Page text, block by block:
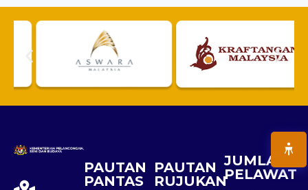
PAUTAN
PANTAS
PAUTAN
RUJUKAN
JUMLAH
PELAWAT